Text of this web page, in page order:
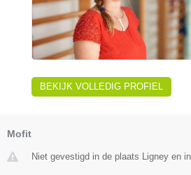
BEKIJK VOLLEDIG PROFIEL
Mofit
Niet gevestigd in de plaats Ligney en